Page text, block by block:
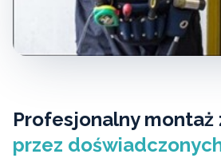
Profesjonalny montaż
przez